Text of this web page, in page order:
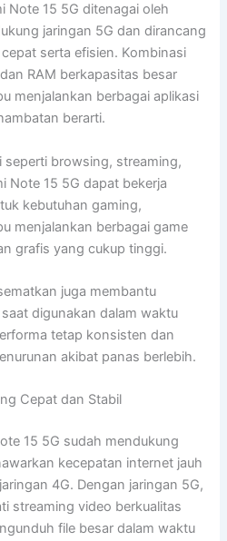
Note 15 5G ditenagai oleh
jaringan 5G dan dirancang
serta efisien. Kombinasi
RAM berkapasitas besar
menjalankan berbagai aplikasi
berarti.
browsing, streaming,
Note 15 5G dapat bekerja
kebutuhan gaming,
menjalankan berbagai game
grafis yang cukup tinggi.
juga membantu
digunakan dalam waktu
tetap konsisten dan
akibat panas berlebih.
Cepat dan Stabil
15 5G sudah mendukung
kecepatan internet jauh
4G. Dengan jaringan 5G,
streaming video berkualitas
file besar dalam waktu